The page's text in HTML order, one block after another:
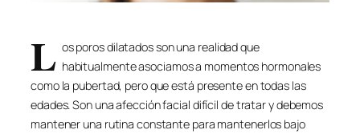
L os poros dilatados son una realidad que
habitualmente asociamos a momentos hormonales
como la pubertad, pero que está presente en todas las
edades. Son una afección facial difícil de tratar y debemos
mantener una rutina constante para mantenerlos bajo